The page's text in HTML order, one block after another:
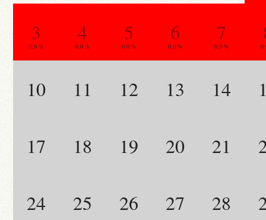
3
0.0 %
4
0.0 %
5
0.0 %
6
0.0 %
7
0.3 %
10 11 12 13 14
17 18 19 20 21
24 25 26 27 28